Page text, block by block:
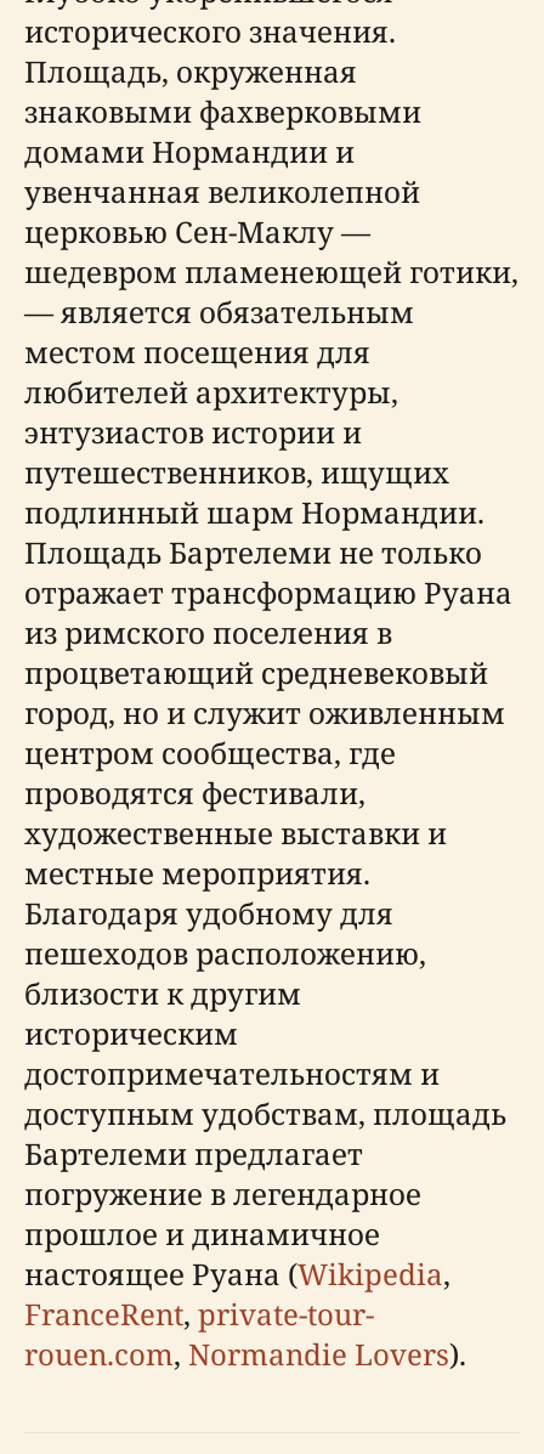
исторического значения.
Площадь, окруженная
знаковыми фахверковыми
домами Нормандии и
увенчанная великолепной
церковью Сен-Маклу —
шедевром пламенеющей готики,
— является обязательным
местом посещения для
любителей архитектуры,
энтузиастов истории и
путешественников, ищущих
подлинный шарм Нормандии.
Площадь Бартелеми не только
отражает трансформацию Руана
из римского поселения в
процветающий средневековый
город, но и служит оживленным
центром сообщества, где
проводятся фестивали,
художественные выставки и
местные мероприятия.
Благодаря удобному для
пешеходов расположению,
близости к другим
историческим
достопримечательностям и
доступным удобствам, площадь
Бартелеми предлагает
погружение в легендарное
прошлое и динамичное
настоящее Руана (Wikipedia,
FranceRent, private-tour-
rouen.com, Normandie Lovers).